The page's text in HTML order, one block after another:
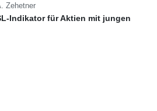
Zehetner
Indikator für Aktien mit jungen